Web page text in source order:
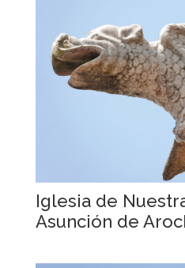
Iglesia de
Asunción de